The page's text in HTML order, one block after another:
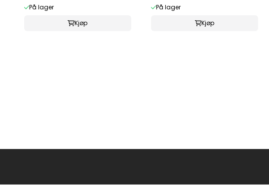
På lager
Kjøp
På lager
Kjøp